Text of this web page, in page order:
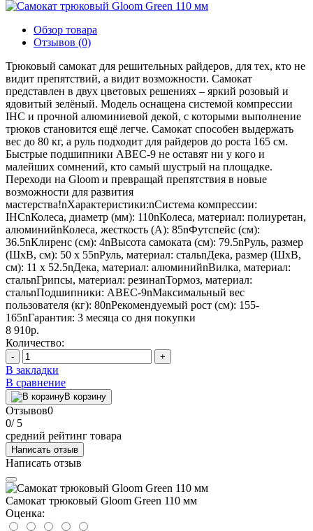
Обзор товара
Отзывов (0)
Трюковый самокат для решительных райдеров, для тех, кто не
видит препятствий, а видит возможности. Самокат
представлен в двух цветовых решениях – яркий розовый и
ядовитый зелёный. Модель оснащена системой компрессии
IHC и прочной алюминиевой декой, с которыми выполнение
трюков становится ещё легче. Самокат способен выдержать
вес до 80 кг, а руль подходит для райдеров до роста 165 см.
Быстрые подшипники ABEC-9 не оставят ни у кого и
малейших сомнений, кто самый шустрый на площадке.
Переходи на Gloom и превращай препятствия в новые
возможности для развития
мастерства!nХарактеристики:nСистема компрессии:
IHCnКолеса, диаметр (мм): 110nКолеса, материал: полиуретан,
алюминийnКолеса, жесткость (А): 85nФутспейс (см):
36.5nКлиренс (см): 4nВысота самоката (см): 79.5nРуль, размер
(ШхВ, см): 50 х 55nРуль, материал: стальnДека, размер (ШхВ,
см): 11 х 52.5nДека, материал: алюминийnВилка, материал:
стальnГрипсы, материал: резинаnТормоз, материал:
стальnПодшипники: АВЕС-9nМаксимальный вес
пользователя (кг): 80nРекомендуемый рост (см): 155-
165nГарантия: 3 месяца со дня покупки
8 910р.
Количество:
- +
В закладки
В сравнение
В корзину
Отзывов0
0/ 5
средний рейтинг товара
Написать отзыв
Написать отзыв
Самокат трюковый Gloom Green 110 мм
Оценка: